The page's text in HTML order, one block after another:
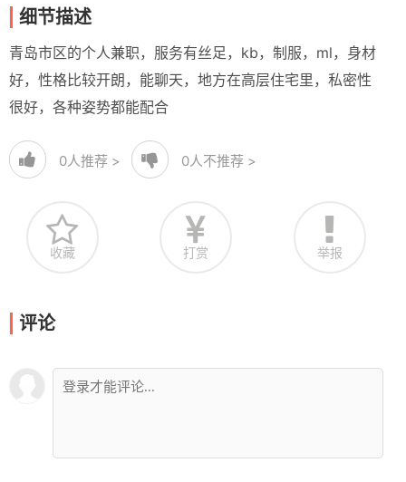
细节描述
青岛市区的个人兼职，服务有丝足，kb，制服，ml，身材
好，性格比较开朗，能聊天，地方在高层住宅里，私密性
很好，各种姿势都能配合
0人推荐 > 0人不推荐 >
收藏 打赏 举报
评论